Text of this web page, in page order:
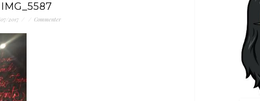
IMG_5587
2017 / / Commenter